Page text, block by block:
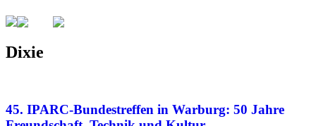
Dixie
45. IPARC-Bundestreffen in Warburg: 50 Jahre